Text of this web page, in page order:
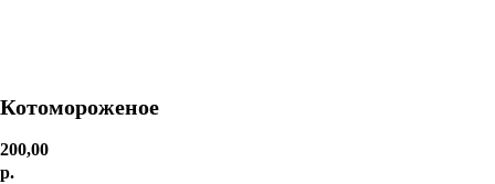
Котомороженое
200,00
р.